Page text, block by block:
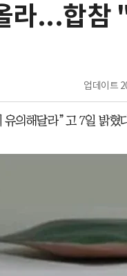
라...합참
업데이트
유의해달라”고 7일 밝혔